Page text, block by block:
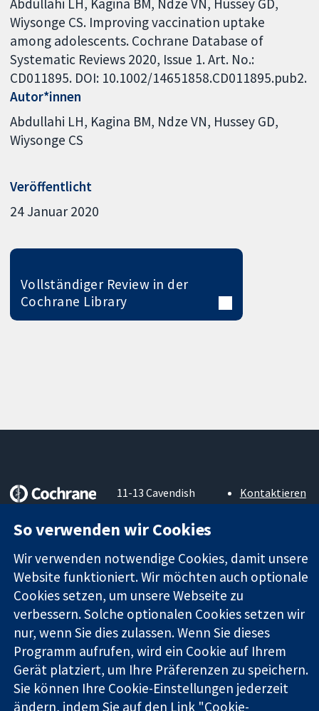
Abdullahi LH, Kagina BM, Ndze VN, Hussey GD,
Wiysonge CS. Improving vaccination uptake
among adolescents. Cochrane Database of
Systematic Reviews 2020, Issue 1. Art. No.:
CD011895. DOI: 10.1002/14651858.CD011895.pub2.
Autor*innen
Abdullahi LH Kagina BM Ndze VN Hussey GD
Wiysonge CS
Veröffentlicht
24 Januar 2020
Vollständiger Review in der
Cochrane Library
Zuverlässige
Evidenz
Informierte
Entscheidungen
Bessere
Gesundheit
11-13 Cavendish
Square
London
W1G0AN
Vereinigtes
Königreich
Kontaktieren
Sie uns
Über uns
Cochrane
Library
Die Cochrane Collaboration ist eine gemeinützige Organisation
(Nr. 1045921) und in England und in Wales als eine Gesellschaft
mit beschränkter Haftung (Nr. 03044323) registriert.
Umsatzsteuer-Identifikationsnummer GB 718 2127 49.
So verwenden wir Cookies
Wir verwenden notwendige Cookies, damit unsere
Website funktioniert. Wir möchten auch optionale
Cookies setzen, um unsere Webseite zu
verbessern. Solche optionalen Cookies setzen wir
nur, wenn Sie dies zulassen. Wenn Sie dieses
Programm aufrufen, wird ein Cookie auf Ihrem
Gerät platziert, um Ihre Präferenzen zu speichern.
Sie können Ihre Cookie-Einstellungen jederzeit
ändern, indem Sie auf den Link "Cookie-